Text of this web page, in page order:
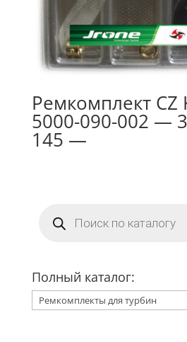
Ремкомплект
5000-090-002 —
145 —
товаров
Полный каталог: